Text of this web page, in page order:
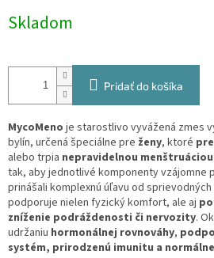
cena:
Skladom
Pridať do košíka
MycoMeno je starostlivo vyvážená zmes
bylín, určená špeciálne pre ženy, ktoré
alebo trpia nepravidelnou menštruáciou
tak, aby jednotlivé komponenty vzájomne
prinášali komplexnú úľavu od
podporuje nielen fyzický komfort, ale aj
zníženie podráždenosti či nervozity.
udržaniu hormonálnej rovnováhy,
systém, prirodzenú imunitu a